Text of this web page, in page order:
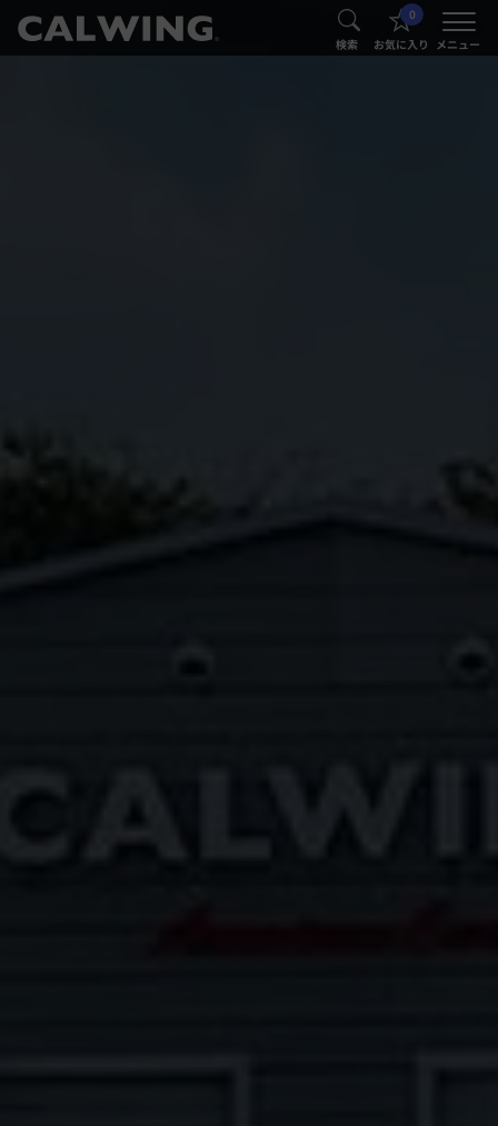
® 検索
0
お気に入り メニュー
®